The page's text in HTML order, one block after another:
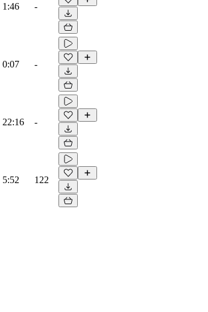
1:46 -
0:07 -
22:16 -
5:52 122